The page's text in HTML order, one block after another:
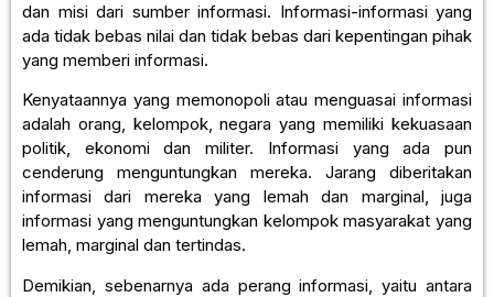
dan misi dari sumber informasi. Informasi-informasi yang
ada tidak bebas nilai dan tidak bebas dari kepentingan pihak
yang memberi informasi.
Kenyataannya yang memonopoli atau menguasai informasi
adalah orang, kelompok, negara yang memiliki kekuasaan
politik, ekonomi dan militer. Informasi yang ada pun
cenderung menguntungkan mereka. Jarang diberitakan
informasi dari mereka yang lemah dan marginal, juga
informasi yang menguntungkan kelompok masyarakat yang
lemah, marginal dan tertindas.
Demikian, sebenarnya ada perang informasi, yaitu antara